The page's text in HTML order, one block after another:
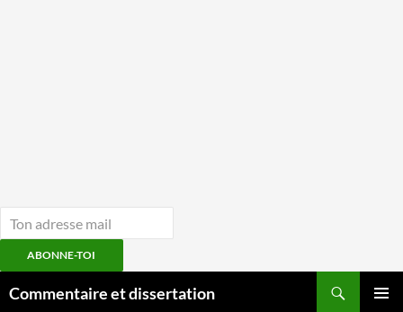
ABONNE-TOI
auCommentaire et dissertation